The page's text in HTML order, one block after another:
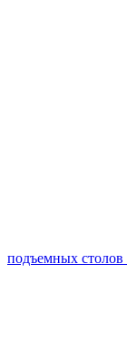
подъемных столов